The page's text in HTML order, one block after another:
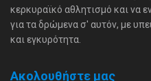
κερκυραϊκό αθλητισμό και να
για τα δρώμενα σ' αυτόν, με
και εγκυρότητα.
Ακολουθήστε μας